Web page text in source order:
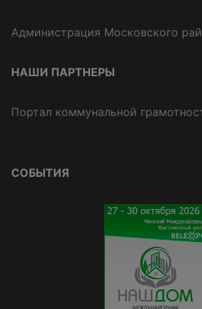
Администрация Московского
НАШИ ПАРТНЕРЫ
Портал коммунальной
СОБЫТИЯ